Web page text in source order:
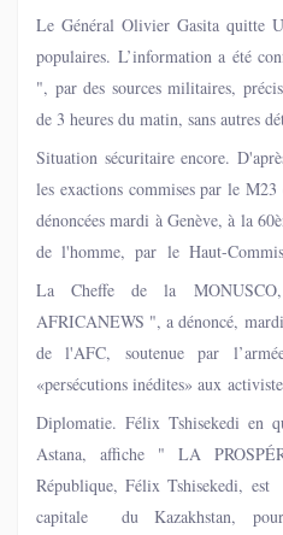
incendiées.
Le Général Olivier Gasita quitte
populaires. L’information a été
", par des sources militaires,
de 3 heures du matin, sans autres
Situation sécuritaire encore.
les exactions commises par le
dénoncées mardi à Genève, à la
de l'homme, par le Haut-
l'homme, décrivant de graves
l'est de la RDC.
La Cheffe de la
AFRICANEWS ", a dénoncé,
de l'AFC, soutenue par
«persécutions inédites» aux
Diplomatie. Félix Tshisekedi en
Astana, affiche " LA
République, Félix Tshisekedi,
capitale du Kazakhstan,